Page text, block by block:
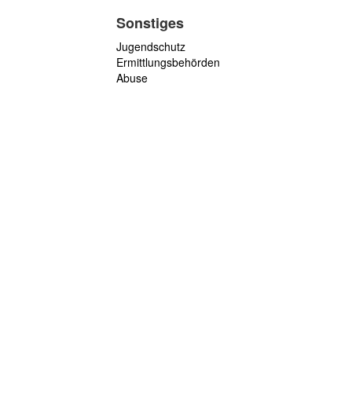
Sonstiges
Jugendschutz
Ermittlungsbehörden
Abuse